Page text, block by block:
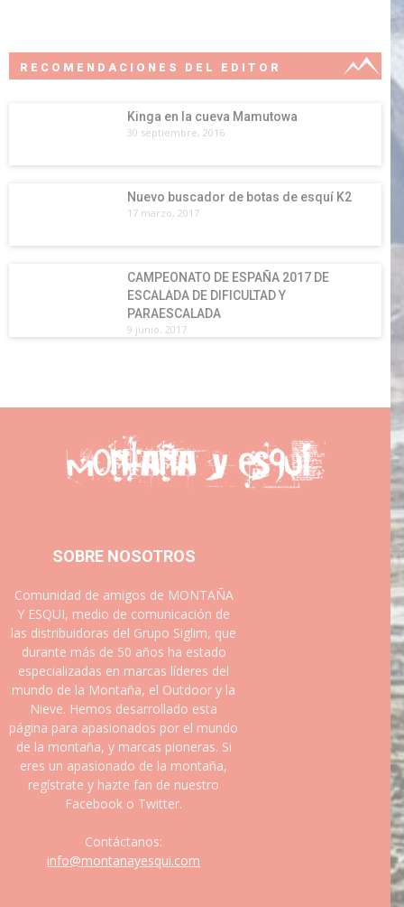
RECOMENDACIONES DEL EDITOR
Kinga en la cueva Mamutowa
30 septiembre, 2016
Nuevo buscador de botas de esquí K2
17 marzo, 2017
CAMPEONATO DE ESPAÑA 2017 DE
ESCALADA DE DIFICULTAD Y
PARAESCALADA
9 junio, 2017
SOBRE NOSOTROS
Comunidad de amigos de MONTAÑA
Y ESQUI, medio de comunicación de
las distribuidoras del Grupo Siglim, que
durante más de 50 años ha estado
especializadas en marcas líderes del
mundo de la Montaña, el Outdoor y la
Nieve. Hemos desarrollado esta
página para apasionados por el mundo
de la montaña, y marcas pioneras. Si
eres un apasionado de la montaña,
regístrate y hazte fan de nuestro
Facebook o Twitter.
Contáctanos:
info@montanayesqui.com